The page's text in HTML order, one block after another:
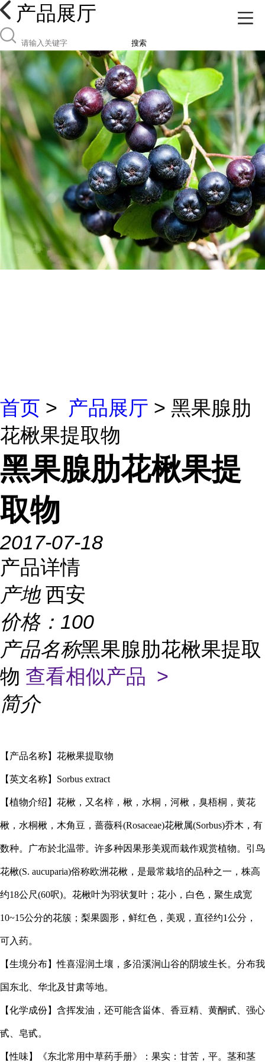
产品展厅
搜索
首页 > 产品展厅 > 黑果腺肋
花楸果提取物
黑果腺肋花楸果提
取物
2017-07-18
产品详情
产地 西安
价格： 100
产品名称黑果腺肋花楸果提取
物 查看相似产品 >
简介
【产品名称】花楸果提取物
【英文名称】 Sorbus extract
【植物介绍】花楸，又名梓，楸，水桐，河楸，臭梧桐，黄花
楸，水桐楸，木角豆，蔷薇科(Rosaceae)花楸属(Sorbus)乔木，有
数种。广布於北温带。许多种因果形美观而栽作观赏植物。引鸟
花楸(S. aucuparia)俗称欧洲花楸，是最常栽培的品种之一，株高
约18公尺(60呎)。花楸叶为羽状复叶；花小，白色，聚生成宽
10~15公分的花簇；梨果圆形，鲜红色，美观，直径约1公分，
可入药。
【生境分布】性喜湿润土壤，多沿溪涧山谷的阴坡生长。分布我
国东北、华北及甘肃等地。
【化学成份】含挥发油，还可能含甾体、香豆精、黄酮甙、强心
甙、皂甙。
【性味】《东北常用中草药手册》：果实：甘苦，平。茎和茎